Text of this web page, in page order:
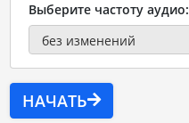
Выберите частоту аудио:
НАЧАТЬ